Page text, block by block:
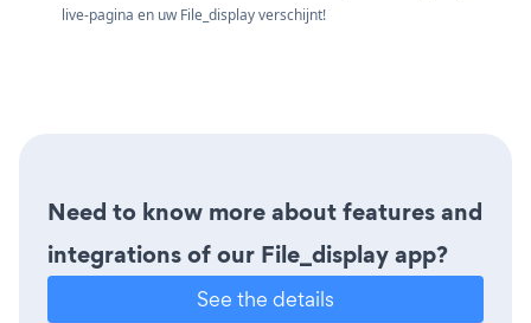
live-pagina en uw File_display verschijnt!
Need to know more about features and
integrations of our File_display app?
See the details